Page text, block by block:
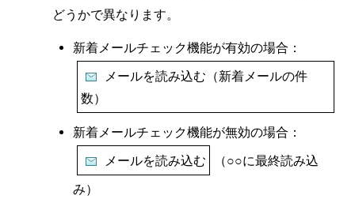
どうかで異なります。
新着メールチェック機能が有効の場合：
メールを読み込む（新着メールの件
数）
新着メールチェック機能が無効の場合：
メールを読み込む （○○に最終読み込
み）